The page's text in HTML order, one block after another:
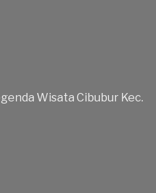
Wisata Cibubur Kec.